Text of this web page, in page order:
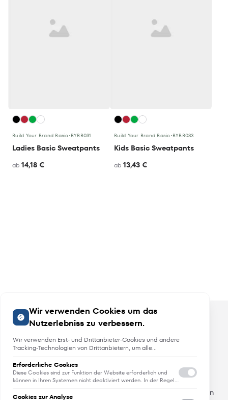
Build Your Brand Basic •BYBB031
Ladies Basic Sweatpants
ab 14,18 €
Build Your Brand Basic •BYBB033
Kids Basic Sweatpants
ab 13,43 €
Wir verwenden Cookies um das
Nutzerlebniss zu verbessern.
Wir verwenden Erst- und Drittanbieter-Cookies und andere
Tracking-Technologien von Drittanbietern, um alle
Sie anzupassen, Analysen durchzuführen und personalisierte
Werbung über unsere Websites, Apps und Newsletter im
Internet und über Social-Media-Plattformen bereitzustellen. Zu
Browsing-Verhalten und zum verwendeten Gerät.
Erforderliche Cookies
Diese Cookies sind zur Funktion der Website erforderlich und
können in Ihren Systemen nicht deaktiviert werden. In der Regel
Aktionen gesetzt, die einer Dienstanforderung entsprechen, wie
Cookies zur Analyse
Angebote, Neuheiten und Trends
Erfahren Sie als erstes von Neuheiten, Trends und aktuellen